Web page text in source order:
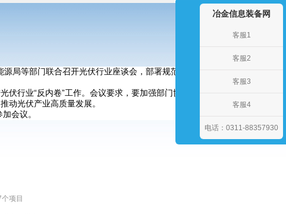
冶金信息装备网
客服1
客服2
客服3
客服4
电话：0311-88357930
局等部门联合召开光伏行业座谈会，部署规范光伏产业竞争秩序相关工
行业“反内卷”工作。会议要求，要加强部门协同、同向发力，持续深化光
动光伏产业高质量发展。
会议。
项目